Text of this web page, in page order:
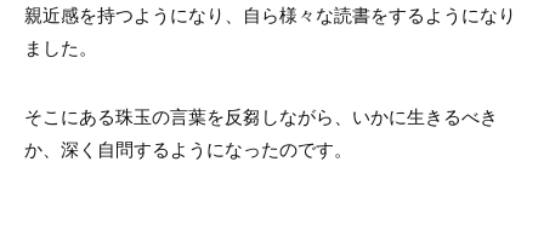
親近感を持つようになり、自ら様々な読書をするようになり
ました。
そこにある珠玉の言葉を反芻しながら、いかに生きるべき
か、深く自問するようになったのです。